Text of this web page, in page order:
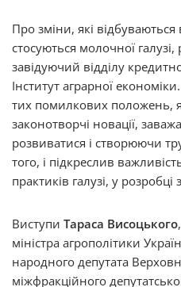
Про зміни, які відбуваються
стосуються молочної галузі,
завідуючий відділу
Інститут аграрної
тих помилкових положень,
законотворчі новації,
розвиватися і створюючи
того, і підкреслив
практиків галузі, у розробці
Виступи Тараса Висоцького
міністра агрополітики
народного депутата
міжфракційного